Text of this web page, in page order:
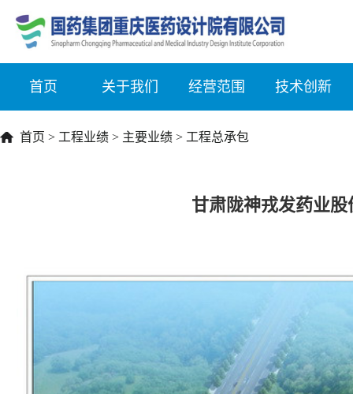
首页 关于我们 经营范围 技术创新
首页 > 工程业绩 > 主要业绩 > 工程总承包
甘肃陇神戎发药业